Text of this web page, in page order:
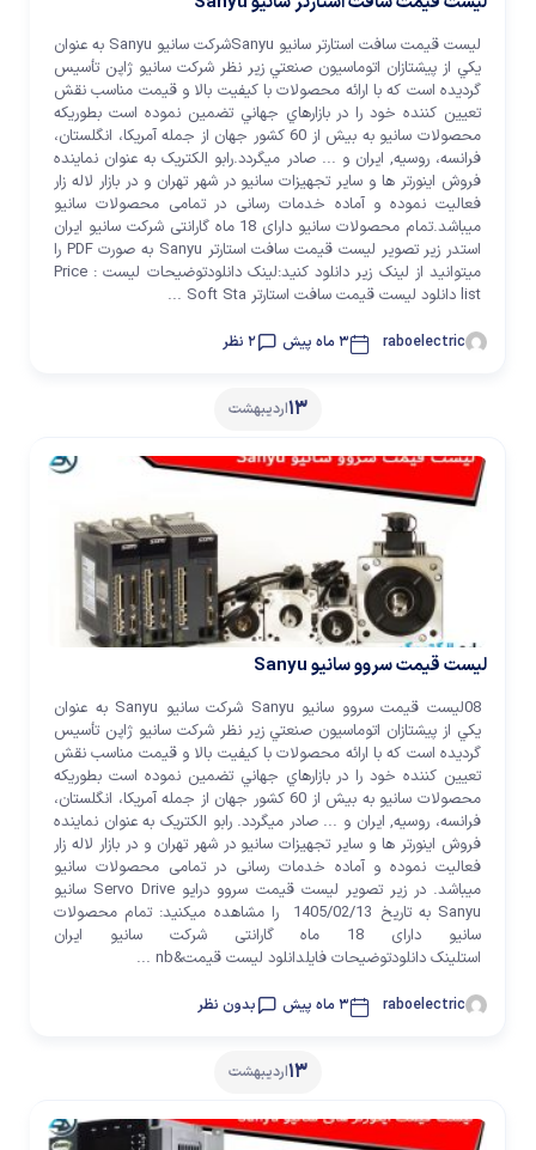
لیست قیمت سافت استارتر سانیو Sanyuشرکت سانيو Sanyu به عنوان
يکي از پيشتازان اتوماسيون صنعتي زیر نظر شرکت سانيو ژاپن تأسيس
گرديده است که با ارائه محصولات با کيفيت بالا و قيمت مناسب نقش
تعيين کننده خود را در بازارهاي جهاني تضمين نموده است بطوريکه
محصولات سانيو به بيش از 60 کشور جهان از جمله آمريکا، انگلستان،
فرانسه، روسيه, ایران و ... صادر مي­گردد.رابو الکتریک به عنوان نماینده
فروش اینورتر ها و سایر تجهیزات سانیو در شهر تهران و در بازار لاله زار
فعالیت نموده و آماده خدمات رسانی در تمامی محصولات سانیو
میباشد.تمام محصولات سانیو دارای 18 ماه گارانتی شرکت سانیو ایران
استدر زیر تصویر لیست قیمت سافت استارتر Sanyu به صورت PDF را
میتوانید از لینک زیر دانلود کنید:لینک دانلودتوضیحات لیست : Price
list دانلود لیست قیمت سافت استارتر Soft Sta ...
raboelectric 3 ماه پیش 2 نظر
13اردیبهشت
لیست قیمت سروو سانیو Sanyu
08لیست قیمت سروو سانیو Sanyu شرکت سانيو Sanyu به عنوان
يکي از پيشتازان اتوماسيون صنعتي زیر نظر شرکت سانيو ژاپن تأسيس
گرديده است که با ارائه محصولات با کيفيت بالا و قيمت مناسب نقش
تعيين کننده خود را در بازارهاي جهاني تضمين نموده است بطوريکه
محصولات سانيو به بيش از 60 کشور جهان از جمله آمريکا، انگلستان،
فرانسه، روسيه, ایران و ... صادر مي­گردد. رابو الکتریک به عنوان نماینده
فروش اینورتر ها و سایر تجهیزات سانیو در شهر تهران و در بازار لاله زار
فعالیت نموده و آماده خدمات رسانی در تمامی محصولات سانیو
میباشد. در زیر تصویر لیست قیمت سروو درایو Servo Drive سانیو
Sanyu به تاریخ 1405/02/13 را مشاهده میکنید: تمام محصولات
سانیو دارای 18 ماه گارانتی شرکت سانیو ایران
استلینک دانلودتوضیحات فایلدانلود لیست قیمت&nb ...
raboelectric 3 ماه پیش بدون نظر
13اردیبهشت